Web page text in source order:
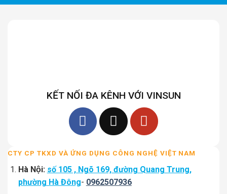
KẾT NỐI ĐA KÊNH VỚI VINSUN
CTY CP TKXD VÀ ỨNG DỤNG CÔNG NGHỆ VIỆT NAM
Hà Nội: số 105 , Ngõ 169, đường Quang Trung,
phường Hà Đông- 0962507936